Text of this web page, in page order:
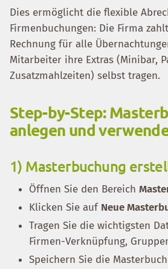
Dies ermöglicht die flexible
Firmenbuchungen: Die Firma
Rechnung für alle
Mitarbeiter ihre Extras (Minibar,
Zusatzmahlzeiten) selbst tragen.
Step-by-Step:
anlegen und
1) Masterbuchung
Öffnen Sie den Bereich
Klicken Sie auf Neue
Tragen Sie die wichtigsten
Firmen-Verknüpfung,
Speichern Sie die